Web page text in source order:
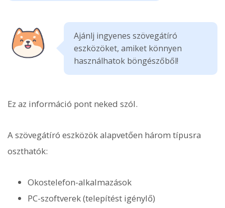
Ajánlj ingyenes szövegátíró
eszközöket, amiket könnyen
használhatok böngészőből!
Ez az információ pont neked szól.
A szövegátíró eszközök alapvetően három típusra
oszthatók:
Okostelefon-alkalmazások
PC-szoftverek (telepítést igénylő)